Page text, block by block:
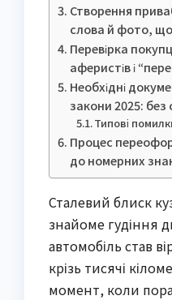
Створення
слова й фото,
Перевірка
аферистів і
Необхідні
закони 2025:
Типові
Процес
до номерних
Сталевий блиск
знайоме гудіння
автомобіль став
крізь тисячі
момент, коли